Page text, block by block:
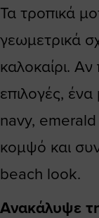
Τα τροπικά
γεωμετρικά
καλοκαίρι. Αν
επιλογές,
navy, emerald
κομψό και
beach look.
Ανακάλυψε